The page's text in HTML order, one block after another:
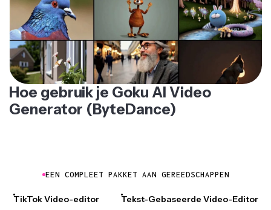
Hoe gebruik je Goku AI Video
Generator (ByteDance)
EEN COMPLEET PAKKET AAN GEREEDSCHAPPEN
TikTok Video-editor Tekst-Gebaseerde Video-Editor